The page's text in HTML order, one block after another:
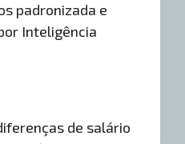
padronizada e
Inteligência
de salário